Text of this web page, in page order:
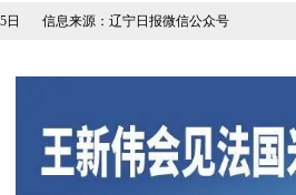
日 信息来源：辽宁日报微信公众号